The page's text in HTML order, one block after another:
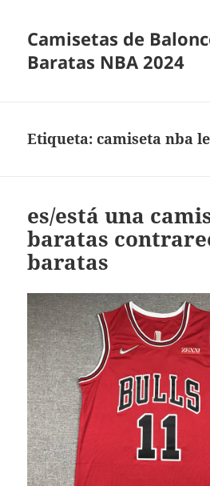
Camisetas de
Baratas NBA 2024
Etiqueta:camiseta nba
es/está una
baratas
baratas